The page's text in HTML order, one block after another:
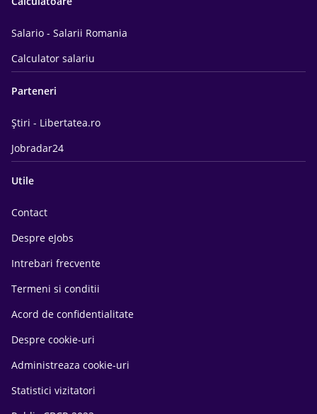
Salario - Salarii Romania
Calculator salariu
Parteneri
Știri - Libertatea.ro
Jobradar24
Utile
Contact
Despre eJobs
Intrebari frecvente
Termeni si conditii
Acord de confidentialitate
Despre cookie-uri
Administreaza cookie-uri
Statistici vizitatori